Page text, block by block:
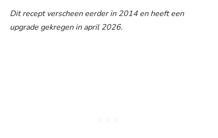
Dit recept verscheen eerder in 2014 en heeft een
upgrade gekregen in april 2026.